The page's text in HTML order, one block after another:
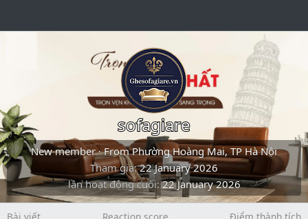
sofagiare
New member ·FromPhường Hoàng Mai, TP Hà Nội
Tham gia 22 January 2026
lần hoạt động cuối 22 January 2026